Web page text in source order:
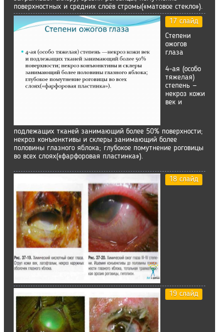
поверхностных и средних слоёв стромы(«матовое стекло»).
17 слайд
Степени
ожогов
глаза
4-ая (особо
тяжелая)
степень —
некроз кожи
век и
подлежащих тканей занимающий более 50% поверхности;
некроз конъюнктивы и склеры занимающий более
половины глазного яблока; глубокое помутнение роговицы
во всех слоях(«фарфоровая пластинка»).
18 слайд
19 слайд